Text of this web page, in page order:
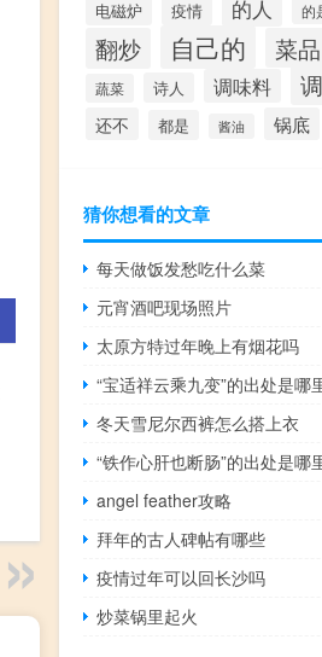
电磁炉 疫情 的人 的
翻炒 自己的 菜品
蔬菜 诗人 调味料
还不 都是 酱油 锅底
猜你想看的文章
每天做饭发愁吃什么菜
元宵酒吧现场照片
太原方特过年晚上有烟花吗
“宝适祥云乘九变”的出处是哪
冬天雪尼尔西裤怎么搭上衣
“铁作心肝也断肠”的出处是哪
angel feather攻略
拜年的古人碑帖有哪些
疫情过年可以回长沙吗
炒菜锅里起火